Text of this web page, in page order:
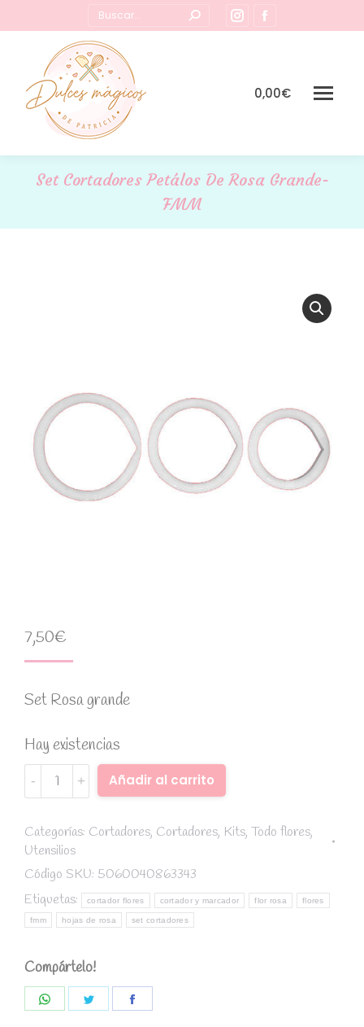
Buscar:
Instagram
page
new
page
in
0,00€
Set Cortadores Petálos De Rosa Grande-
FMM
7,50€
Set Rosa grande
Hay existencias
cortadores
de
rosa
grande-
FMM
quantity
Añadir al carrito
Categorías: Cortadores, Cortadores, Kits, Todo flores,
Utensilios
Código SKU: 5060040863343
Etiquetas:
cortador flores cortador y marcador flor rosa flores
fmm hojas de rosa set cortadores
Compártelo!